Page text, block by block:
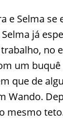
e Selma se
já
no
um
que de
Wando.
mesmo